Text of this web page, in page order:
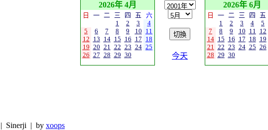
2026年 4月
日 一 二 三 四 五
六
1
2 3
4
5
6 7 8 9 10 11
12 13 14 15 16 17 18
19 20 21 22 23 24 25
26 27 28 29 30 今天
2026年 6月
日 一 二 三 四 五
1
2 3 4 5
7
8 9 10 11 12
14 15 16 17 18 19
21 22 23 24 25 26
28 29 30
| Sinerji | by xoops